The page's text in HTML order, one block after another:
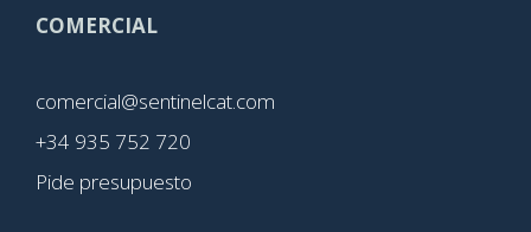
COMERCIAL
comercial@sentinelcat.com
+34 935 752 720
Pide presupuesto